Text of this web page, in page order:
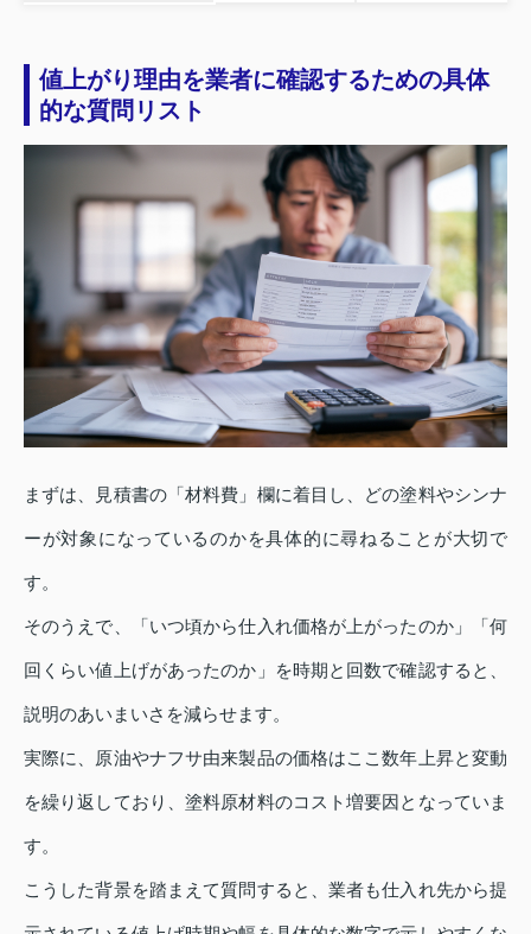
値上がり理由を業者に確認するための具体
的な質問リスト
まずは、見積書の「材料費」欄に着目し、どの塗料やシンナ
ーが対象になっているのかを具体的に尋ねることが大切で
す。
そのうえで、「いつ頃から仕入れ価格が上がったのか」「何
回くらい値上げがあったのか」を時期と回数で確認すると、
説明のあいまいさを減らせます。
実際に、原油やナフサ由来製品の価格はここ数年上昇と変動
を繰り返しており、塗料原材料のコスト増要因となっていま
す。
こうした背景を踏まえて質問すると、業者も仕入れ先から提